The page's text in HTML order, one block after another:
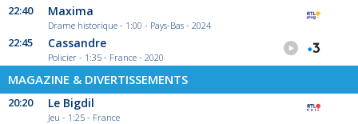
22:40 Maxima
Drame historique - 1:00 - Pays-Bas - 2024
22:45 Cassandre
Policier - 1:35 - France - 2020
MAGAZINE & DIVERTISSEMENTS
20:20 Le Bigdil
Jeu - 1:25 - France